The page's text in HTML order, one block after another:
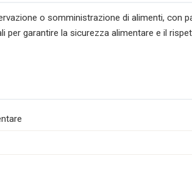
o somministrazione di alimenti, con
garantire la sicurezza alimentare e il